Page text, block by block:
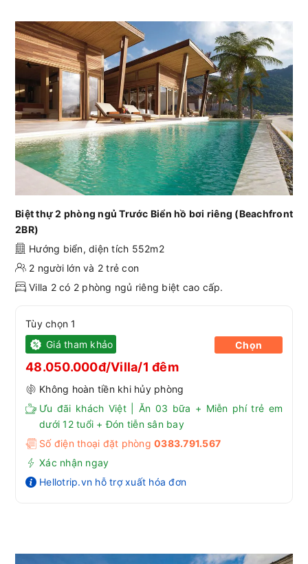
Biệt thự 2 phòng ngủ Trước Biển hồ bơi riêng (Beachfront
2BR)
Hướng biển, diện tích 552m2
2 người lớn và 2 trẻ con
Villa 2 có 2 phòng ngủ riêng biệt cao cấp.
Tùy chọn 1
Giá tham khảo
48.050.000đ/Villa/1 đêm
Không hoàn tiền khi hủy phòng
Ưu đãi khách Việt | Ăn 03 bữa + Miễn phí trẻ em
dưới 12 tuổi + Đón tiễn sân bay
Số điện thoại đặt phòng 0383.791.567
Xác nhận ngay
Hellotrip.vn hỗ trợ xuất hóa đơn
Chọn